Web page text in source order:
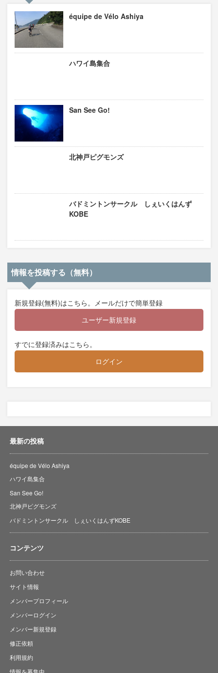
équipe de Vélo Ashiya
ハワイ島集合
San See Go!
北神戸ピグモンズ
バドミントンサークル しぇいくはんず
KOBE
情報を投稿する（無料）
新規登録(無料)はこちら。メールだけで簡単登録
ユーザー新規登録
すでに登録済みはこちら。
ログイン
最新の投稿
équipe de Vélo Ashiya
ハワイ島集合
San See Go!
北神戸ピグモンズ
バドミントンサークル しぇいくはんずKOBE
コンテンツ
お問い合わせ
サイト情報
メンバープロフィール
メンバーログイン
メンバー新規登録
修正依頼
利用規約
情報を募集中